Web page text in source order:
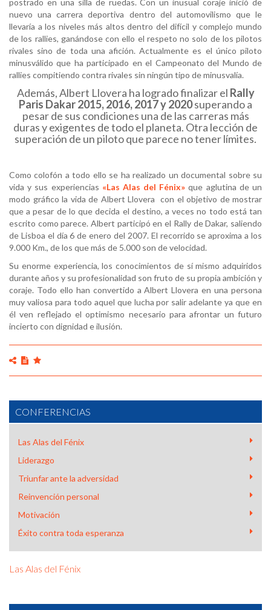
postrado en una silla de ruedas. Con un inusual coraje inició de
nuevo una carrera deportiva dentro del automovilismo que le
llevaría a los niveles más altos dentro del difícil y complejo mundo
de los rallies, ganándose con ello el respeto no solo de los pilotos
rivales sino de toda una afición. Actualmente es el único piloto
minusválido que ha participado en el Campeonato del Mundo de
rallies compitiendo contra rivales sin ningún tipo de minusvalía.
Además, Albert Llovera ha logrado finalizar el Rally
Paris Dakar2015, 2016, 2017 y 2020superando a
pesar de sus condiciones una de las carreras más
duras y exigentes de todo el planeta. Otra lección de
superación de un piloto que parece no tener límites.
Como colofón a todo ello se ha realizado un documental sobre su
vida y sus experiencias «Las Alas del Fénix» que aglutina de un
modo gráfico la vida de Albert Llovera con el objetivo de mostrar
que a pesar de lo que decida el destino, a veces no todo está tan
escrito como parece. Albert participó en el Rally de Dakar, saliendo
de Lisboa el día 6 de enero del 2007. El recorrido se aproxima a los
9.000 Km., de los que más de 5.000 son de velocidad.
Su enorme experiencia, los conocimientos de sí mismo adquiridos
durante años y su profesionalidad son fruto de su propia ambición y
coraje. Todo ello han convertido a Albert Llovera en una persona
muy valiosa para todo aquel que lucha por salir adelante ya que en
él ven reflejado el optimismo necesario para afrontar un futuro
incierto con dignidad e ilusión.
CONFERENCIAS
Las Alas del Fénix
Liderazgo
Triunfar ante la adversidad
Reinvención personal
Motivación
Éxito contra toda esperanza
Las Alas del Fénix